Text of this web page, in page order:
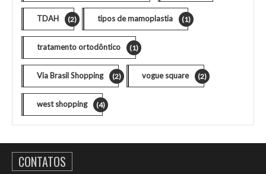
TDAH (2) tipos de mamoplastia (1)
tratamento ortodôntico (1)
Via Brasil Shopping (2) vogue square (2)
west shopping (4)
CONTATOS